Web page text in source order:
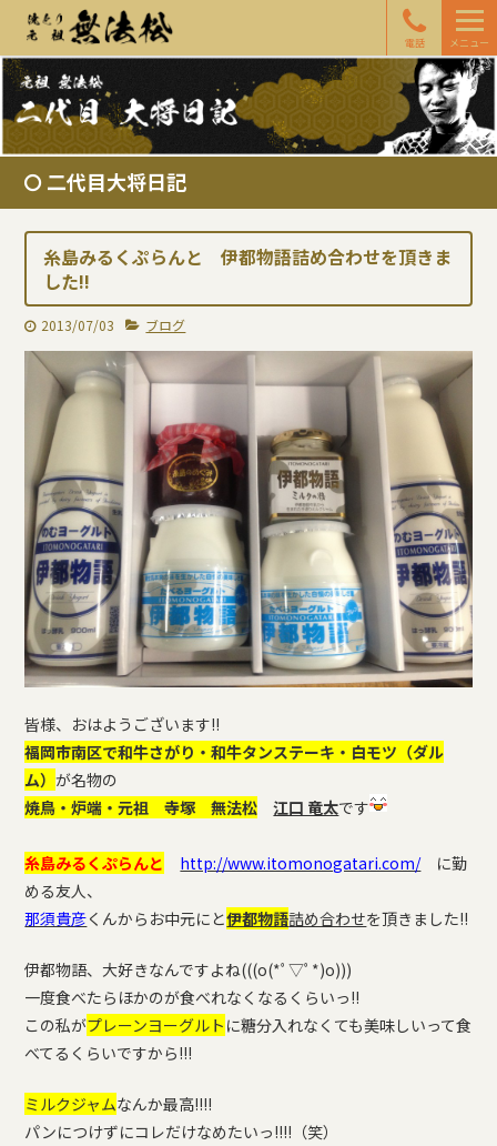
電話 メニュー
二代目大将日記
糸島みるくぷらんと 伊都物語詰め合わせを頂きま
した!!
2013/07/03 ブログ
皆様、おはようございます!!
福岡市南区で和牛さがり・和牛タンステーキ・白モツ（ダル
ム）が名物の
焼鳥・炉端・元祖 寺塚 無法松
江口 竜太です
糸島みるくぷらんと http://www.itomonogatari.com/に勤
める友人、
那須貴彦くんからお中元にと伊都物語詰め合わせを頂きました!!
伊都物語、大好きなんですよね(((o(*ﾟ▽ﾟ*)o)))
一度食べたらほかのが食べれなくなるくらいっ!!
この私がプレーンヨーグルト に糖分入れなくても美味しいって食
べてるくらいですから!!!
ミルクジャムなんか最高!!!!
パンにつけずにコレだけなめたいっ!!!!（笑）